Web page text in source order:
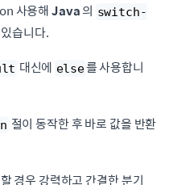
사용해Java의 switch-
습니다.
대신에 else를 사용합니
절이 동작한 후 바로 값을 반환
경우 강력하고 간결한 분기